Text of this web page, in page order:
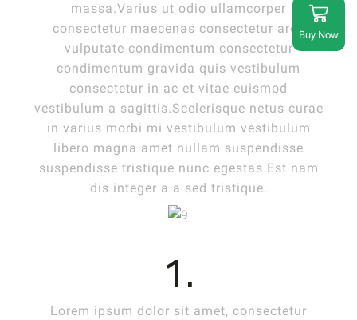
massa.Varius ut odio ullamcorper
consectetur maecenas consectetur arcu
vulputate condimentum consectetur
condimentum gravida quis vestibulum
consectetur in ac et vitae euismod
vestibulum a sagittis.Scelerisque netus curae
in varius morbi mi vestibulum vestibulum
libero magna amet nullam suspendisse
suspendisse tristique nunc egestas.Est nam
dis integer a a sed tristique.
1.
Lorem ipsum dolor sit amet, consectetur
Buy Now